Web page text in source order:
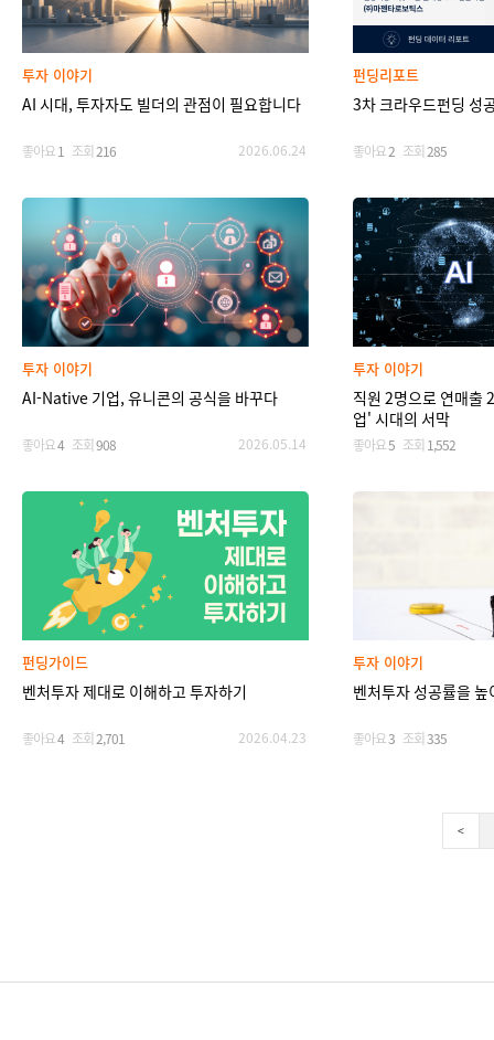
투자 이야기
AI 시대, 투자자도 빌더의 관점이 필요합니다
좋아요1 조회216 2026.06.24
펀딩리포트
3차 크라우드펀딩 성
좋아요2 조회285
투자 이야기
AI-Native 기업, 유니콘의 공식을 바꾸다
좋아요4 조회908 2026.05.14
투자 이야기
직원 2명으로 연매출
업' 시대의 서막
좋아요5 조회 1,552
펀딩가이드
벤처투자 제대로 이해하고 투자하기
좋아요4 조회2,701 2026.04.23
투자 이야기
벤처투자 성공률을
좋아요3 조회335
<